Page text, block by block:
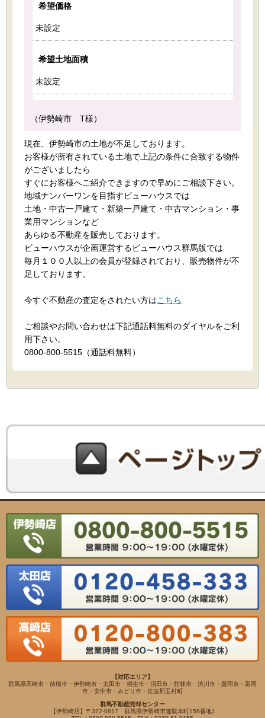
希望価格
未設定
希望土地面積
未設定
（伊勢崎市 T様）
現在、伊勢崎市の土地が不足しております。
お客様が所有されている土地で上記の条件に合致する物件
がございましたら
すぐにお客様へご紹介できますので早めにご相談下さい。
地域ナンバーワンを目指すビューハウスでは
土地・中古一戸建て・新築一戸建て・中古マンション・事
業用マンションなど
あらゆる不動産を販売しております。
ビューハウスが企画運営するビューハウス群馬版では
毎月１００人以上の会員が登録されており、販売物件が不
足しております。
今すぐ不動産の査定をされたい方はこちら
ご相談やお問い合わせは下記通話料無料のダイヤルをご利
用下さい。
0800-800-5515（通話料無料）
【対応エリア】
群馬県高崎市・前橋市・伊勢崎市・太田市・桐生市・沼田市・館林市・渋川市・藤岡市・富岡
市・安中市・みどり市・佐波郡玉村町
群馬不動産売却センター
【伊勢崎店】〒372-0817 群馬県伊勢崎市連取本町158番地1